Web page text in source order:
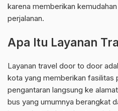
karena memberikan
perjalanan.
Apa Itu Layanan
Layanan travel door to door
kota yang memberikan fasilitas
pengantaran langsung ke
bus yang umumnya berangkat